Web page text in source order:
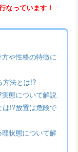
なっています！
や性格の特徴に
方法とは!?
態について解説
は!?放置は危険で
状態について解